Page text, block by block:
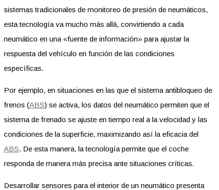
sistemas tradicionales de monitoreo de presión de neumáticos,
esta tecnología va mucho más allá, convirtiendo a cada
neumático en una «fuente de información» para ajustar la
respuesta del vehículo en función de las condiciones
específicas.
Por ejemplo, en situaciones en las que el sistema antibloqueo de
frenos (ABS) se activa, los datos del neumático permiten que el
sistema de frenado se ajuste en tiempo real a la velocidad y las
condiciones de la superficie, maximizando así la eficacia del
ABS. De esta manera, la tecnología permite que el coche
responda de manera más precisa ante situaciones críticas.
Desarrollar sensores para el interior de un neumático presenta